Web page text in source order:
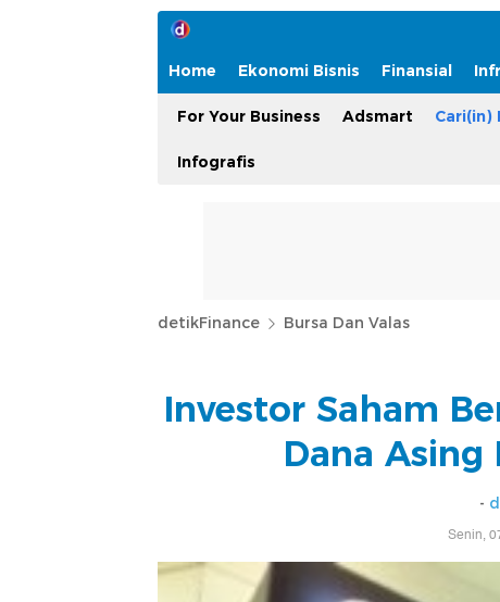
Home Ekonomi Bisnis Finansial
For Your Business Adsmart Cari(in)
Infografis
detikFinance Bursa Dan Valas
Investor Saham
Dana Asing
-
Senin,